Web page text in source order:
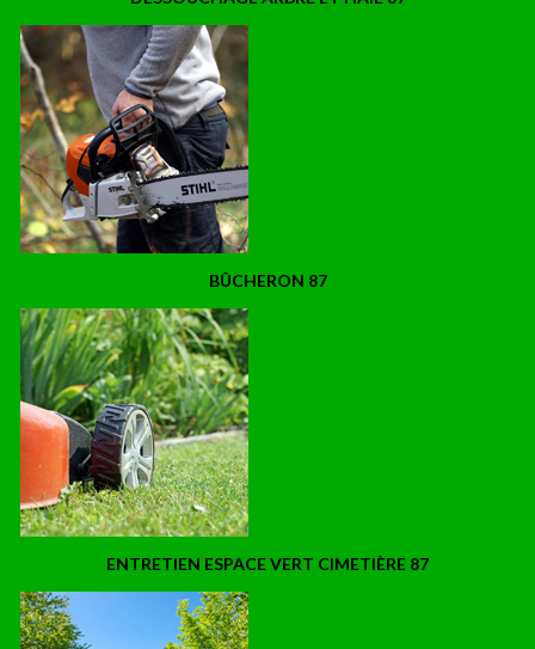
BÛCHERON 87
ENTRETIEN ESPACE VERT CIMETIÈRE 87